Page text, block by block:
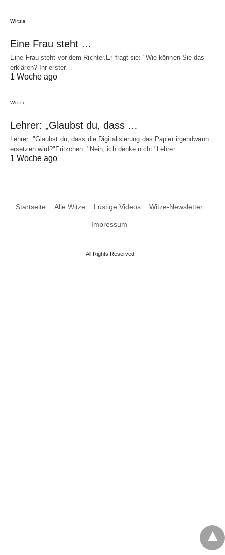
Witze
Eine Frau steht …
Eine Frau steht vor dem Richter.Er fragt sie: "Wie können Sie das
erklären? Ihr erster…
1 Woche ago
Witze
Lehrer: „Glaubst du, dass …
Lehrer: "Glaubst du, dass die Digitalisierung das Papier irgendwann
ersetzen wird?"Fritzchen: "Nein, ich denke nicht."Lehrer:…
1 Woche ago
Startseite Alle Witze Lustige Videos Witze-Newsletter
Impressum
All Rights Reserved